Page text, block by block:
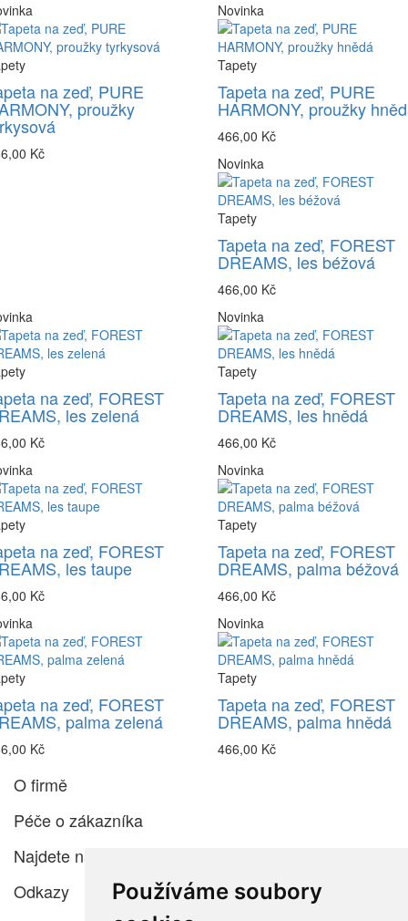
Používáme soubory
na zeď, PURE
proužky
Kč
Novinka
Tapety
Tapeta na zeď, PURE
HARMONY, proužky
466,00 Kč
Novinka
Tapety
Tapeta na zeď, FOREST
DREAMS, les béžová
466,00 Kč
na zeď, FOREST
les zelená
Kč
Novinka
Tapety
Tapeta na zeď, FOREST
DREAMS, les hnědá
466,00 Kč
na zeď, FOREST
les taupe
Kč
Novinka
Tapety
Tapeta na zeď, FOREST
DREAMS, palma béžová
466,00 Kč
na zeď, FOREST
palma zelená
Kč
Novinka
Tapety
Tapeta na zeď, FOREST
DREAMS, palma hnědá
466,00 Kč
O firmě
Péče o zákazníka
Najdete nás
Odkazy